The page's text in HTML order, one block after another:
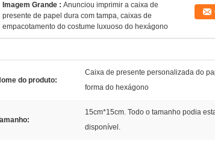
Imagem Grande : Anunciou imprimir a caixa de
presente de papel dura com tampa, caixas de
empacotamento do costume luxuoso do hexágono
do produto:
Caixa de presente personalizada do
forma do hexágono
15cm*15cm. Todo o tamanho podia
disponível.